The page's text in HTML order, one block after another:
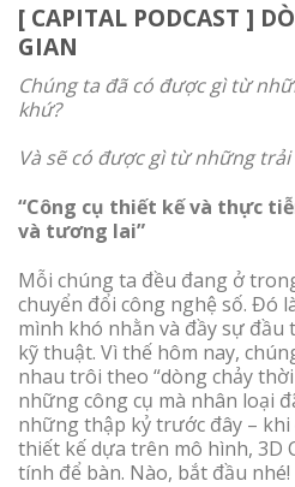
[ CAPITAL PODCAST ]
GIAN
Chúng ta đã có được gì từ
khứ?
Và sẽ có được gì từ những
“Công cụ thiết kế và thực
và tương lai”
Mỗi chúng ta đều đang ở
chuyển đổi công nghệ số. Đó
mình khó nhằn và đầy sự đầu
kỹ thuật. Vì thế hôm nay,
nhau trôi theo “dòng chảy
những công cụ mà nhân loại
những thập kỷ trước đây – khi
thiết kế dựa trên mô hình, 3D
tính để bàn. Nào, bắt đầu nhé!